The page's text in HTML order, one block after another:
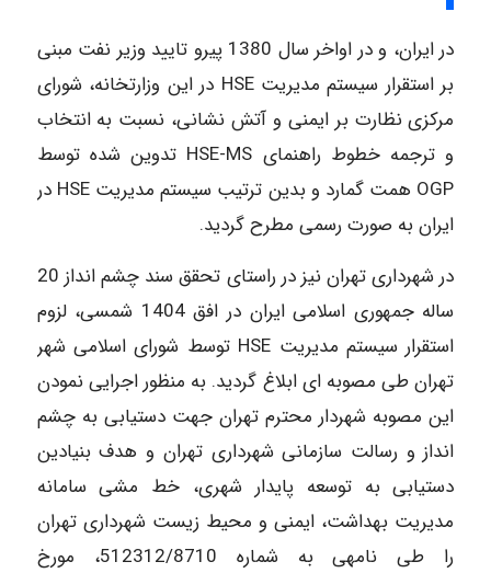
در ایران، و در اواخر سال 1380 پیرو تایید وزیر نفت مبنی
بر استقرار سیستم مدیریت HSE در این وزارتخانه، شورای
مرکزی نظارت بر ایمنی و آتش نشانی، نسبت به انتخاب
و ترجمه خطوط راهنمای HSE-MS تدوین شده توسط
OGP همت گمارد و بدین ترتیب سیستم مدیریت HSE در
ایران به صورت رسمی مطرح گردید.
در شهرداری تهران نیز در راستای تحقق سند چشم انداز 20
ساله جمهوری اسلامی ایران در افق 1404 شمسی، لزوم
استقرار سیستم مدیریت HSE توسط شورای اسلامی شهر
تهران طی مصوبه ای ابلاغ گردید. به منظور اجرایی نمودن
این مصوبه شهردار محترم تهران جهت دستیابی به چشم
انداز و رسالت سازمانی شهرداری تهران و هدف بنیادین
دستیابی به توسعه پایدار شهری، خط مشی سامانه
مدیریت بهداشت، ایمنی و محیط زیست شهرداری تهران
را طی نامه­­ی به شماره 512312/8710، مورخ